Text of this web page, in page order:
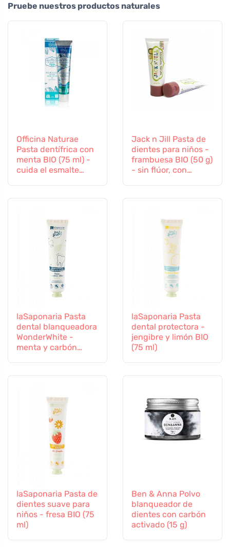
Pruebe nuestros productos naturales
Officina Naturae
Pasta dentífrica con
menta BIO (75 ml) -
cuida el esmalte
Jack n Jill Pasta de
dientes para niños -
frambuesa BIO (50 g)
- sin flúor, con
laSaponaria Pasta
dental blanqueadora
WonderWhite -
menta y carbón
laSaponaria Pasta
dental protectora -
jengibre y limón BIO
(75 ml)
laSaponaria Pasta de
dientes suave para
niños - fresa BIO (75
ml)
Ben & Anna Polvo
blanqueador de
dientes con carbón
activado (15 g)